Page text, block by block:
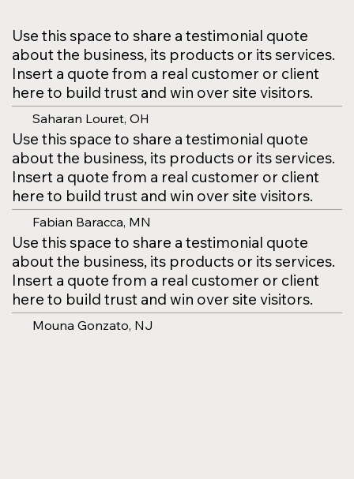
Use this space to share a testimonial quote
about the business, its products or its services.
Insert a quote from a real customer or client
here to build trust and win over site visitors.
Saharan Louret, OH
Use this space to share a testimonial quote
about the business, its products or its services.
Insert a quote from a real customer or client
here to build trust and win over site visitors.
Fabian Baracca, MN
Use this space to share a testimonial quote
about the business, its products or its services.
Insert a quote from a real customer or client
here to build trust and win over site visitors.
Mouna Gonzato, NJ